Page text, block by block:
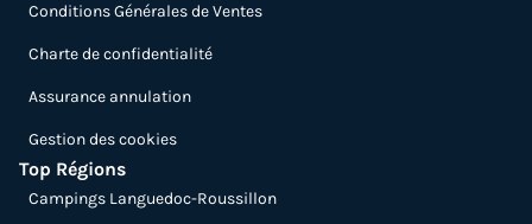
Conditions Générales de Ventes
Charte de confidentialité
Assurance annulation
Gestion des cookies
Top Régions
Campings Languedoc-Roussillon